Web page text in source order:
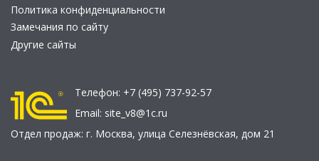
Политика конфиденциальности
Замечания по сайту
Другие сайты
Телефон: +7 (495) 737-92-57
Email: site_v8@1c.ru
Отдел продаж: г. Москва, улица Селезнёвская, дом 21